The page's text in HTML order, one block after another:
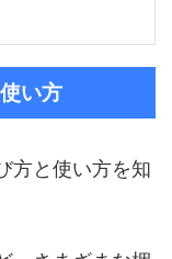
い方
方と使い方を知